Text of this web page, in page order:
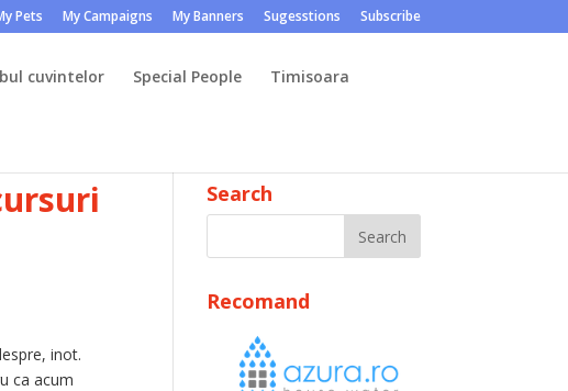
Pets My Campaigns My Banners Sugesstions Subscribe
cuvintelor Special People Timisoara
inot.
ca acum
Search
Recomand